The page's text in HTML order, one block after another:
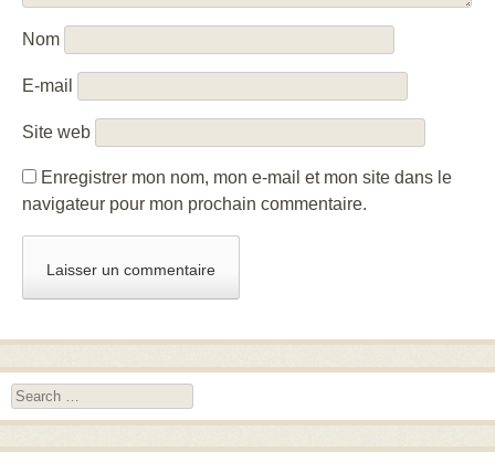
Nom
E-mail
Site web
Enregistrer mon nom, mon e-mail et mon site dans le
navigateur pour mon prochain commentaire.
Search